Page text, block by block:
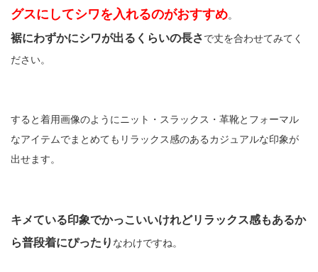
グスにしてシワを入れるのがおすすめ。
裾にわずかにシワが出るくらいの長さで丈を合わせてみてく
ださい。
すると着用画像のようにニット・スラックス・革靴とフォーマル
なアイテムでまとめてもリラックス感のあるカジュアルな印象が
出せます。
キメている印象でかっこいいけれどリラックス感もあるか
ら普段着にぴったり なわけですね。